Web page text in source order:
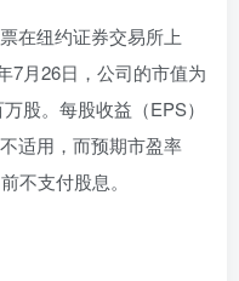
在纽约证券交易所上
7月26日，公司的市值为
股。每股收益（EPS）
适用，而预期市盈率
不支付股息。